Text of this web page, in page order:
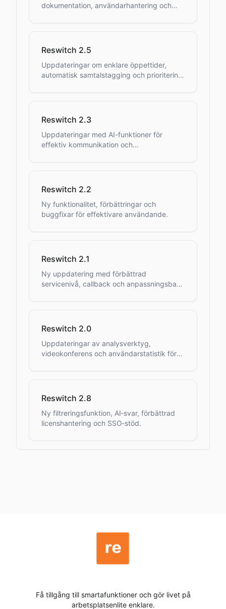
dokumentation, användarhantering och
Reswitch 2.5
Uppdateringar om enklare öppettider,
automatisk samtalstagging och prioritering
Reswitch 2.3
Uppdateringar med AI-funktioner för
effektiv kommunikation och
Reswitch 2.2
Ny funktionalitet, förbättringar och
buggfixar för effektivare användande.
Reswitch 2.1
Ny uppdatering med förbättrad
servicenivå, callback och anpassningsbara
Reswitch 2.0
Uppdateringar av analysverktyg,
videokonferens och användarstatistik för
Reswitch 2.8
Ny filtreringsfunktion, AI‑svar, förbättrad
licenshantering och SSO‑stöd.
Få tillgång till smartafunktioner och gör livet på
arbetsplatsenlite enklare.